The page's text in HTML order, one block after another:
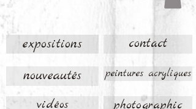
expositions contact
nouveautés peintures acryliques
vidéos photographic